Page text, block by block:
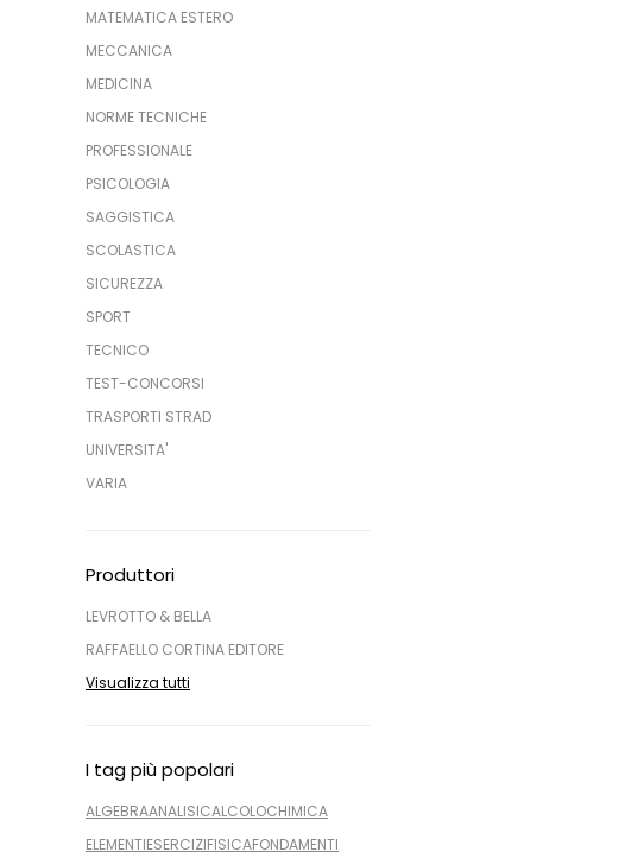
MATEMATICA ESTERO
MECCANICA
MEDICINA
NORME TECNICHE
PROFESSIONALE
PSICOLOGIA
SAGGISTICA
SCOLASTICA
SICUREZZA
SPORT
TECNICO
TEST-CONCORSI
TRASPORTI STRAD
UNIVERSITA'
VARIA
Produttori
LEVROTTO & BELLA
RAFFAELLO CORTINA EDITORE
Visualizza tutti
I tag più popolari
ALGEBRAANALISICALCOLOCHIMICA
ELEMENTIESERCIZIFISICAFONDAMENTI